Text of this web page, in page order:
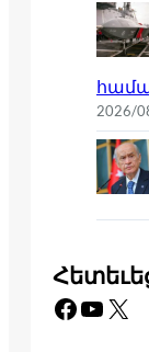
2026/
Facebook YouTube X